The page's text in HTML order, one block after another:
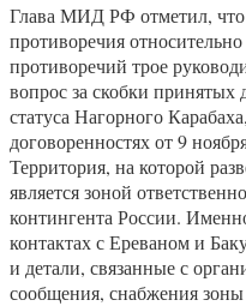
Глава МИД РФ отметил, что
противоречия относительно
противоречий трое
вопрос за скобки принятых
статуса Нагорного
договоренностях от 9
Территория, на которой
является зоной
контингента России.
контактах с Ереваном и
и детали, связанные с
сообщения, снабжения